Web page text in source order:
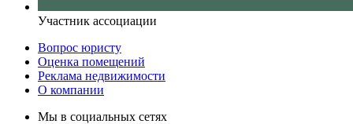
Участник ассоциации
Вопрос юристу
Оценка помещений
Реклама недвижимости
О компании
Мы в социальных сетях